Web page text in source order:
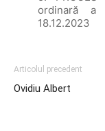
ordinară a
18.12.2023
Articolul precedent
Ovidiu Albert